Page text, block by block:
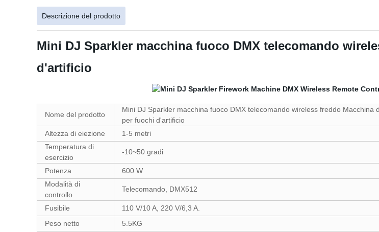
Descrizione del prodotto
Mini DJ Sparkler macchina fuoco DMX telecomando
d'artificio
Nome del prodotto
Mini DJ Sparkler macchina fuoco DMX telecomando wireless freddo Macchina
per fuochi d'artificio
Altezza di eiezione
1-5 metri
Temperatura di
esercizio
-10~50 gradi
Potenza
600 W
Modalità di
controllo
Telecomando, DMX512
Fusibile
110 V/10 A, 220 V/6,3 A.
Peso netto
5.5KG